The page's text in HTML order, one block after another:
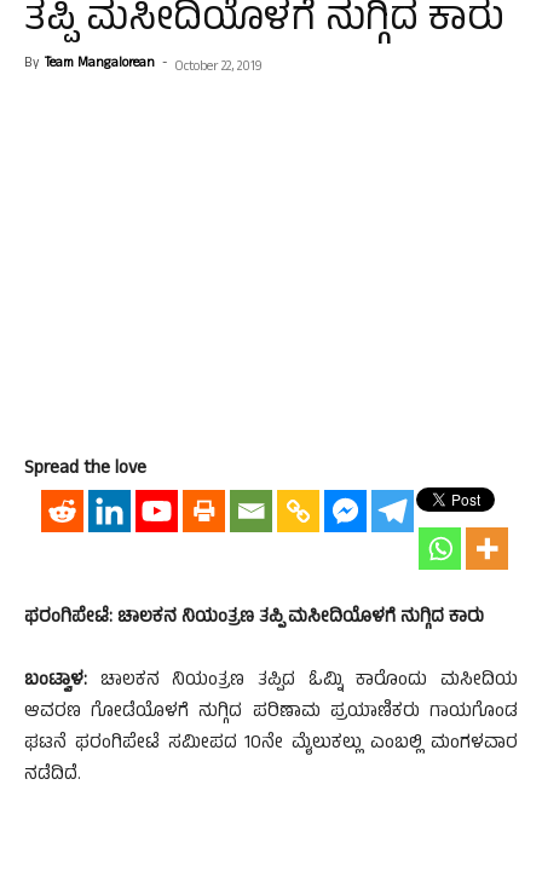
ತಪ್ಪಿ ಮಸೀದಿಯೊಳಗೆ ನುಗ್ಗಿದ ಕಾರು
By Team Mangalorean - October 22, 2019
Spread the love
ಫರಂಗಿಪೇಟೆ: ಚಾಲಕನ‌ ನಿಯಂತ್ರಣ ತಪ್ಪಿ ಮಸೀದಿಯೊಳಗೆ ನುಗ್ಗಿದ ಕಾರು
ಬಂಟ್ವಾಳ: ಚಾಲಕನ‌ ನಿಯಂತ್ರಣ ತಪ್ಪಿದ ಓಮ್ನಿ ಕಾರೊಂದು ಮಸೀದಿಯ
ಆವರಣ ಗೋಡೆಯೊಳಗೆ ನುಗ್ಗಿದ ಪರಿಣಾಮ ಪ್ರಯಾಣಿಕರು ಗಾಯಗೊಂಡ
ಘಟನೆ ಫರಂಗಿಪೇಟೆ ಸಮೀಪದ 10ನೇ ಮೈಲುಕಲ್ಲು ಎಂಬಲ್ಲಿ ಮಂಗಳವಾರ
ನಡೆದಿದೆ.